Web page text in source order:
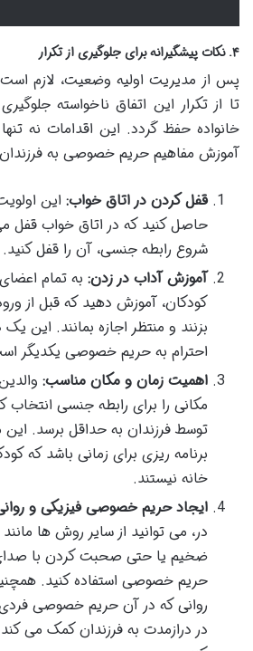
۴. نکات پیشگیرانه برای جلوگیری از تکرار
پس از مدیریت اولیه وضعیت، لازم
تا از تکرار این اتفاق ناخواسته
خانواده حفظ گردد. این اقدامات نه تنها
آموزش مفاهیم حریم خصوصی به
قفل کردن در اتاق خواب: این
حاصل کنید که در اتاق خواب قفل
شروع رابطه جنسی، آن را قفل کنید.
آموزش آداب در زدن: به تمام
کودکان، آموزش دهید که قبل از
بزنند و منتظر اجازه بمانند. این
احترام به حریم خصوصی یکدیگر
اهمیت زمان و مکان مناسب:
مکانی را برای رابطه جنسی انتخاب
توسط فرزندان به حداقل برسد.
برنامه ریزی برای زمانی باشد که
خانه نیستند.
ایجاد حریم خصوصی فیزیکی و
در، می توانید از سایر روش ها
ضخیم یا حتی صحبت کردن با
حریم خصوصی استفاده کنید.
روانی که در آن حریم خصوصی
در درازمدت به فرزندان کمک می